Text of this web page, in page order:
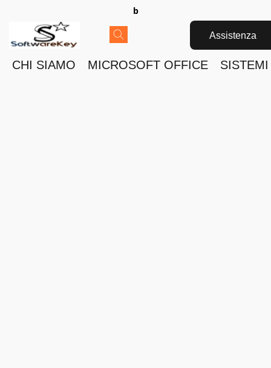
b
Assistenza
CHI SIAMO MICROSOFT OFFICE